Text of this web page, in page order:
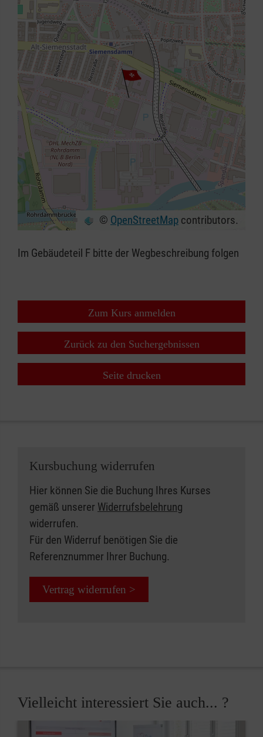
⇧
© OpenStreetMap contributors.
Im Gebäudeteil F bitte der Wegbeschreibung folgen
Zum Kurs anmelden
Zurück zu den Suchergebnissen
Seite drucken
Kursbuchung widerrufen
Hier können Sie die Buchung Ihres Kurses
gemäß unserer Widerrufsbelehrung
widerrufen.
Für den Widerruf benötigen Sie die
Referenznummer Ihrer Buchung.
Vertrag widerrufen >
Vielleicht interessiert Sie auch... ?